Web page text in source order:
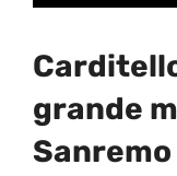
grande